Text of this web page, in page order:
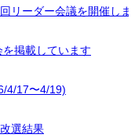
リーダー会議を開催しま
を掲載しています
4/17〜4/19)
選結果